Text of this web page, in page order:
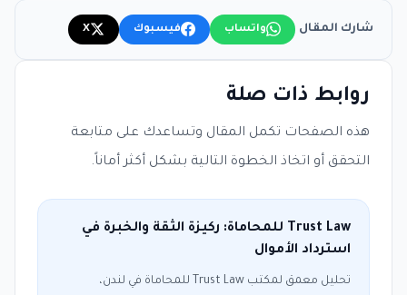
شارك المقال واتساب فيسبوك X
روابط ذات صلة
هذه الصفحات تكمل المقال وتساعدك على متابعة
التحقق أو اتخاذ الخطوة التالية بشكل أكثر أماناً.
Trust Law للمحاماة: ركيزة الثقة والخبرة في
استرداد الأموال
تحليل معمق لمكتب Trust Law للمحاماة في لندن،